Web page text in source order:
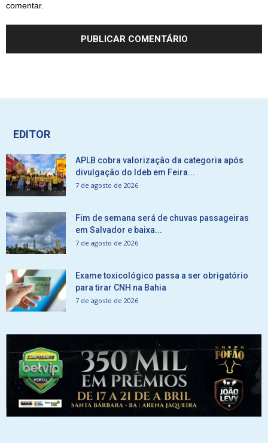
comentar.
EDITOR
APLB cobra valorização da categoria após
divulgação do Ideb em Feira...
7 de agosto de 2026
Fim de semana será de chuvas passageiras
em Salvador e baixa...
7 de agosto de 2026
Exame toxicológico passa a ser obrigatório
para tirar CNH na Bahia
7 de agosto de 2026